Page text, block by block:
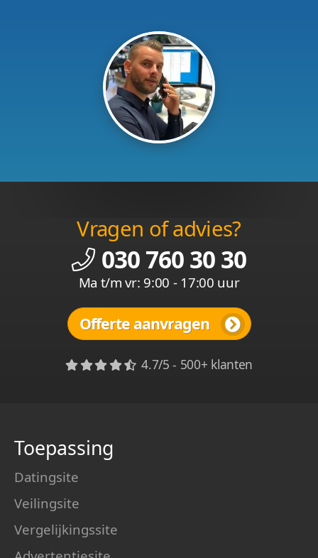
Vragen of advies?
030 760 30 30
Ma t/m vr: 9:00 - 17:00 uur
Offerte aanvragen
4.7/5 - 500+ klanten
Toepassing
Datingsite
Veilingsite
Vergelijkingssite